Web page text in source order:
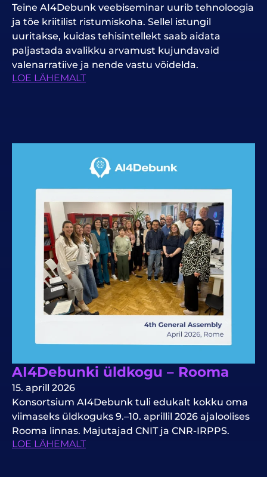
Teine AI4Debunk veebiseminar uurib tehnoloogia
ja tõe kriitilist ristumiskoha. Sellel istungil
uuritakse, kuidas tehisintellekt saab aidata
paljastada avalikku arvamust kujundavaid
valenarratiive ja nende vastu võidelda.
LOE LÄHEMALT
AI4Debunki üldkogu – Rooma
15. aprill 2026
Konsortsium AI4Debunk tuli edukalt kokku oma
viimaseks üldkoguks 9.–10. aprillil 2026 ajaloolises
Rooma linnas. Majutajad CNIT ja CNR-IRPPS.
LOE LÄHEMALT